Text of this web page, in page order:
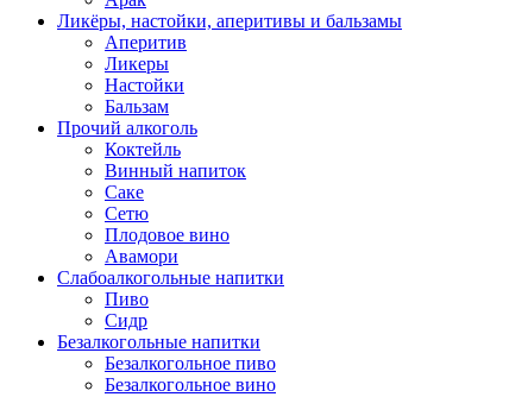
Ликёры, настойки, аперитивы и бальзамы
Аперитив
Ликеры
Настойки
Бальзам
Прочий алкоголь
Коктейль
Винный напиток
Саке
Сетю
Плодовое вино
Авамори
Слабоалкогольные напитки
Пиво
Сидр
Безалкогольные напитки
Безалкогольное пиво
Безалкогольное вино